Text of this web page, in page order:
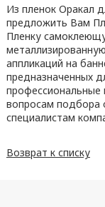
Из пленок Оракал
предложить Вам
Пленку
аппликаций на
предназначенных
вопросам подбора
специалистам
Возврат к списку